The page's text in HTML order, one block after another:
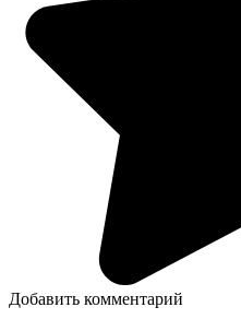
Добавить комментарий